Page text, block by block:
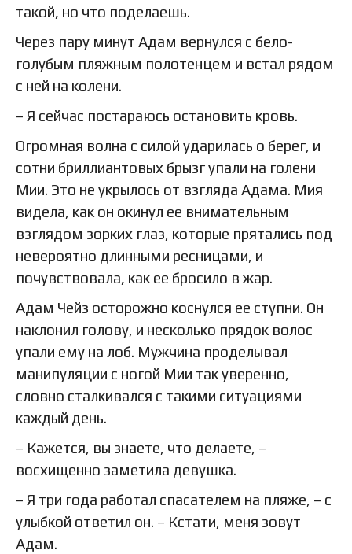
такой, но что поделаешь.
Через пару минут Адам вернулся с бело-
голубым пляжным полотенцем и встал рядом
с ней на колени.
– Я сейчас постараюсь остановить кровь.
Огромная волна с силой ударилась о берег, и
сотни бриллиантовых брызг упали на голени
Мии. Это не укрылось от взгляда Адама. Мия
видела, как он окинул ее внимательным
взглядом зорких глаз, которые прятались под
невероятно длинными ресницами, и
почувствовала, как ее бросило в жар.
Адам Чейз осторожно коснулся ее ступни. Он
наклонил голову, и несколько прядок волос
упали ему на лоб. Мужчина проделывал
манипуляции с ногой Мии так уверенно,
словно сталкивался с такими ситуациями
каждый день.
– Кажется, вы знаете, что делаете, –
восхищенно заметила девушка.
– Я три года работал спасателем на пляже, – с
улыбкой ответил он. – Кстати, меня зовут
Адам.